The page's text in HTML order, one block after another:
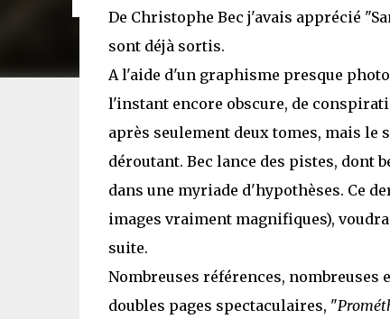
De Christophe Bec j'avais apprécié
sont déjà sortis.
A l'aide d'un graphisme presque
l'instant encore obscure, de
après seulement deux tomes, mais
déroutant. Bec lance des pistes, dont
dans une myriade d'hypothèses. Ce
images vraiment magnifiques),
suite.
Nombreuses références,
doubles pages spectaculaires, "